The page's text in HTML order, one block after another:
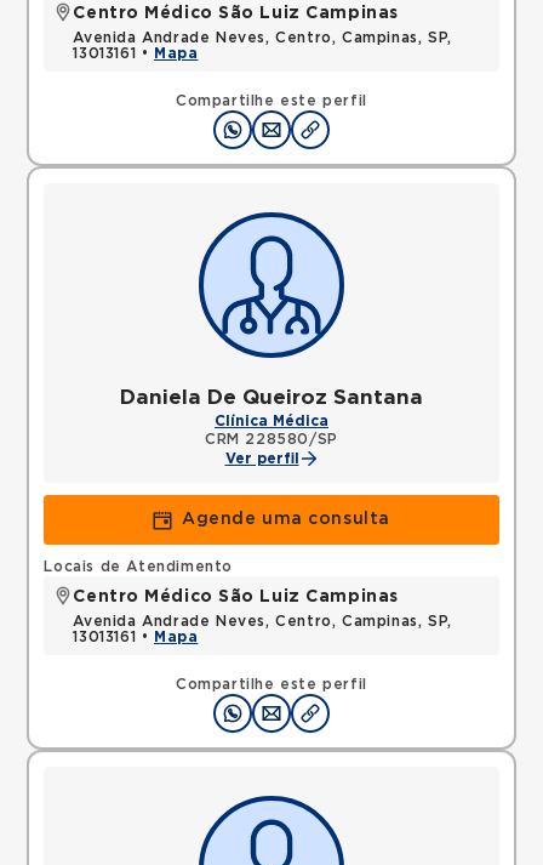
Compartilhe este perfil
Centro Médico São Luiz Campinas
Avenida Andrade Neves, Centro, Campinas, SP,
13013161 •
Mapa
Daniela De Queiroz Santana
Clínica Médica
CRM 228580/SP
Ver perfil
Agende uma consulta
Compartilhe este perfil
Locais de Atendimento
Centro Médico São Luiz Campinas
Avenida Andrade Neves, Centro, Campinas, SP,
13013161 •
Mapa